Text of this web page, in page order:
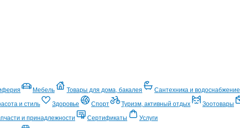
Мебель Товары для дома, бакалея Сантехника и водоснабжение
и стиль Здоровье Спорт Туризм, активный отдых Зоотовары
и принадлежности Сертификаты
Услуги